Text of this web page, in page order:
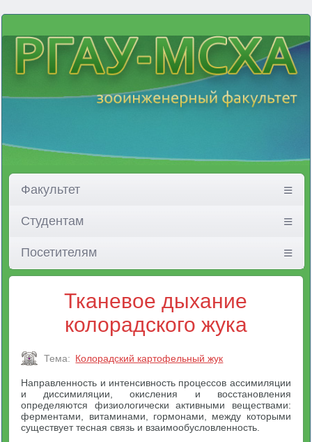
Факультет
Студентам
Посетителям
Тканевое дыхание
колорадского жука
Тема: Колорадский картофельный жук
Направленность и интенсивность процессов ассимиляции
и диссимиляции, окисления и восстановления
определяются физиологически активными веществами:
ферментами, витаминами, гормонами, между которыми
существует тесная связь и взаимообусловленность.